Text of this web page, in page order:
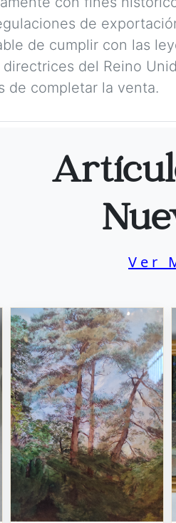
de
de cumplir con las
del Reino
de completar la venta.
Ver